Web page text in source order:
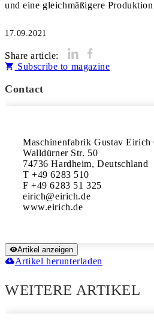
17.09.2021
Share article:
Subscribe to magazine
Contact
Maschinenfabrik Gustav
Walldürner Str. 50
74736 Hardheim, Deutschland
T +49 6283 510
F +49 6283 51 325
eirich@eirich.de
Artikel anzeigen
Artikel herunterladen
WEITERE ARTIKEL